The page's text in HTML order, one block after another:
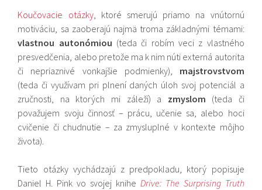
Koučovacie otázky, ktoré smerujú priamo na vnútornú
motiváciu, sa zaoberajú najmä troma základnými témami:
vlastnou autonómiou (teda či robím veci z vlastného
presvedčenia, alebo pretože ma k nim núti externá autorita
či nepriaznivé vonkajšie podmienky), majstrovstvom
(teda či využívam pri plnení daných úloh svoj potenciál a
zručnosti, na ktorých mi záleží) a zmyslom (teda či
považujem svoju činnosť – prácu, učenie sa, alebo hoci
cvičenie či chudnutie – za zmysluplné v kontexte môjho
života).
Tieto otázky vychádzajú z predpokladu, ktorý popisuje
Daniel H. Pink vo svojej knihe Drive: The Surprising Truth